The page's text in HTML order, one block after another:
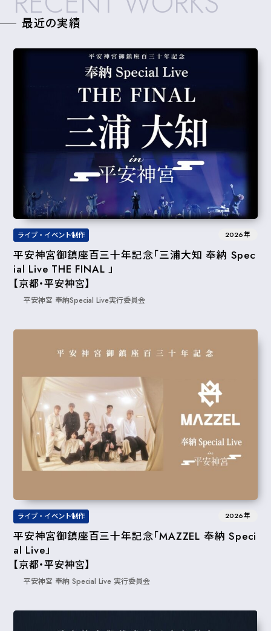
最近の実績
ライブ・イベント制作 2026年
平安神宮御鎮座百三十年記念「三浦大知 奉納 Spec
ial Live THE FINAL 」
【京都・平安神宮】
平安神宮 奉納Special Live実行委員会
ライブ・イベント制作 2026年
平安神宮御鎮座百三十年記念「MAZZEL 奉納 Speci
al Live」
【京都・平安神宮】
平安神宮 奉納 Special Live 実行委員会